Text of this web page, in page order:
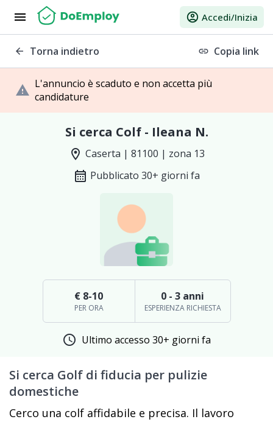
menu account_circle Accedi/Inizia
arrow_back Torna indietro link Copia link
warning L'annuncio è scaduto e non accetta più
candidature
Si cerca Colf - Ileana N.
location_on Caserta | 81100 | zona 13
calendar_month Pubblicato 30+ giorni fa
€ 8-10
PER ORA
0 - 3 anni
ESPERIENZA RICHIESTA
schedule Ultimo accesso 30+ giorni fa
Si cerca Golf di fiducia per pulizie
domestiche
Cerco una colf affidabile e precisa. Il lavoro